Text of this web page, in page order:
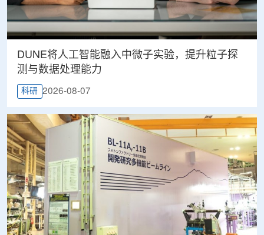
DUNE将人工智能融入中微子实验，提升粒子探
测与数据处理能力
科研 2026-08-07